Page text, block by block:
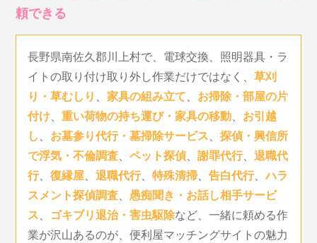
頼できる
長野県南佐久郡川上村で、電球交換、照明器具・ラ
イトの取り付け取り外し作業だけではなく、草刈
り・草むしり 、家具の組み立て、 お掃除・部屋の片
付け、重い荷物の持ち運び・家具の移動、 お引越
し、 お墓参り代行・墓掃除サービス、探偵・興信所
で浮気・不倫調査、ペット探偵、謝罪代行、退職代
行、復縁屋、退職代行、特殊清掃、告白代行、ハラ
スメント探偵調査、愚痴聞き・お話し相手サービ
ス、 ゴキブリ退治・害虫駆除など、一緒に頼める作
業が沢山あるのが、便利屋マッチングサイトの魅力